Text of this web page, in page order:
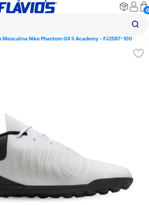
0
Masculina Nike Phantom GX II Academy - FJ2587-100